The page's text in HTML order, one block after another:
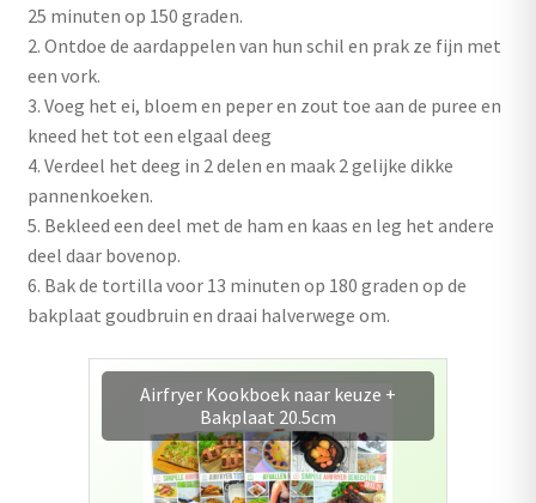
25 minuten op 150 graden.
2. Ontdoe de aardappelen van hun schil en prak ze fijn met
een vork.
3. Voeg het ei, bloem en peper en zout toe aan de puree en
kneed het tot een elgaal deeg
4. Verdeel het deeg in 2 delen en maak 2 gelijke dikke
pannenkoeken.
5. Bekleed een deel met de ham en kaas en leg het andere
deel daar bovenop.
6. Bak de tortilla voor 13 minuten op 180 graden op de
bakplaat goudbruin en draai halverwege om.
Exclusieve aanbieding: Airfryer
kookboeken 2 + 1 Gratis!